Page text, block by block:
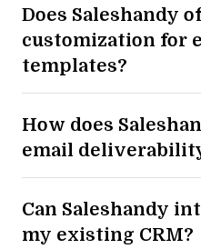
Does Saleshandy
customization for
templates?
How does
email
Can Saleshandy
my existing CRM?